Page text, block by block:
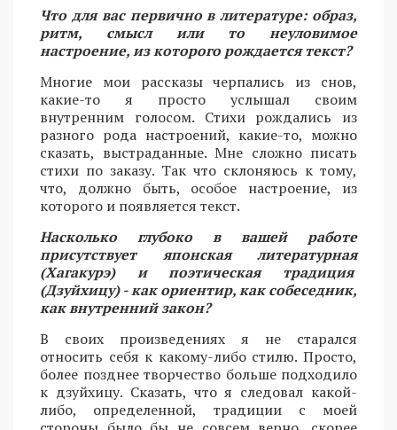
Что для вас первично в литературе: образ,
ритм, смысл или то неуловимое
настроение, из которого рождается текст?
Многие мои рассказы черпались из снов,
какие-то я просто услышал своим
внутренним голосом. Стихи рождались из
разного рода настроений, какие-то, можно
сказать, выстраданные. Мне сложно писать
стихи по заказу. Так что склоняюсь к тому,
что, должно быть, особое настроение, из
которого и появляется текст.
Насколько глубоко в вашей работе
присутствует японская литературная
(Хагакурэ) и поэтическая традиция
(Дзуйхицу) - как ориентир, как собеседник,
как внутренний закон?
В своих произведениях я не старался
относить себя к какому-либо стилю. Просто,
более позднее творчество больше подходило
к дзуйхицу. Сказать, что я следовал какой-
либо, определенной, традиции с моей